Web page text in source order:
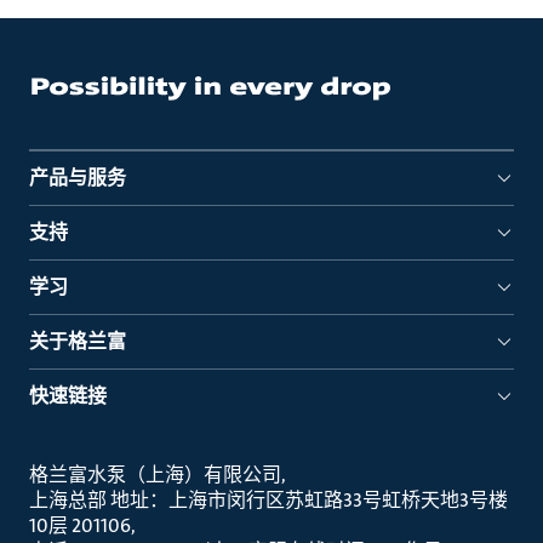
产品与服务
支持
学习
关于格兰富
快速链接
格兰富水泵（上海）有限公司
上海总部 地址：上海市闵行区苏虹路33号虹桥天地3号楼
10层 201106